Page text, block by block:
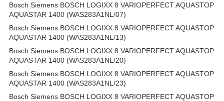
Bosch Siemens BOSCH LOGIXX 8 VARIOPERFECT AQUASTOP
AQUASTAR 1400 (WAS283A1NL/07)
Bosch Siemens BOSCH LOGIXX 8 VARIOPERFECT AQUASTOP
AQUASTAR 1400 (WAS283A1NL/13)
Bosch Siemens BOSCH LOGIXX 8 VARIOPERFECT AQUASTOP
AQUASTAR 1400 (WAS283A1NL/20)
Bosch Siemens BOSCH LOGIXX 8 VARIOPERFECT AQUASTOP
AQUASTAR 1400 (WAS283A1NL/23)
Bosch Siemens BOSCH LOGIXX 8 VARIOPERFECT AQUASTOP